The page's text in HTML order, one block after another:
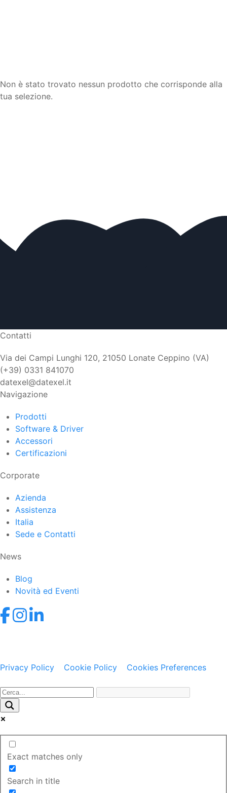
Non è stato trovato nessun prodotto che corrisponde alla
tua selezione.
Contatti
Via dei Campi Lunghi 120, 21050 Lonate Ceppino (VA)
(+39) 0331 841070
datexel@datexel.it
Navigazione
Prodotti
Software & Driver
Accessori
Certificazioni
Corporate
Azienda
Assistenza
Italia
Sede e Contatti
News
Blog
Novità ed Eventi
Privacy Policy
Cookie Policy
Cookies Preferences
Exact matches only
Search in title